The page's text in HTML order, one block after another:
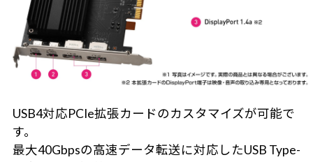
USB4対応PCIe拡張カードのカスタマイズが可能で
す。
最大40Gbpsの高速データ転送に対応したUSB Type-